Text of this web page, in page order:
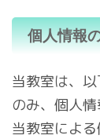
個人情報
当教室は、
のみ、個人情
当教室によ